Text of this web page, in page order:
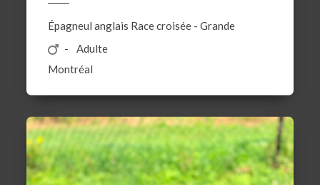
Épagneul anglais Race croisée -Grande
Adulte
Montréal